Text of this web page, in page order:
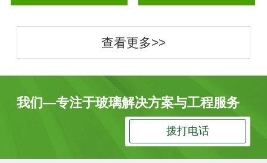
查看更多>>
我们—专注于玻璃解决方案与工程服务
拨打电话